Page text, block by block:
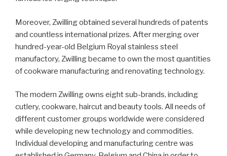
Moreover, Zwilling obtained several hundreds of patents
and countless international prizes. After merging over
hundred-year-old Belgium Royal stainless steel
manufactory, Zwilling became to own the most quantities
of cookware manufacturing and renovating technology.
The modern Zwilling owns eight sub-brands, including
cutlery, cookware, haircut and beauty tools. All needs of
different customer groups worldwide were considered
while developing new technology and commodities.
Individual developing and manufacturing centre was